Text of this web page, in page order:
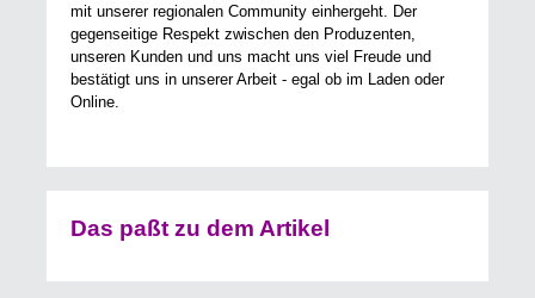
mit unserer regionalen Community einhergeht. Der
gegenseitige Respekt zwischen den Produzenten,
unseren Kunden und uns macht uns viel Freude und
bestätigt uns in unserer Arbeit - egal ob im Laden oder
Online.
Das paßt zu dem Artikel